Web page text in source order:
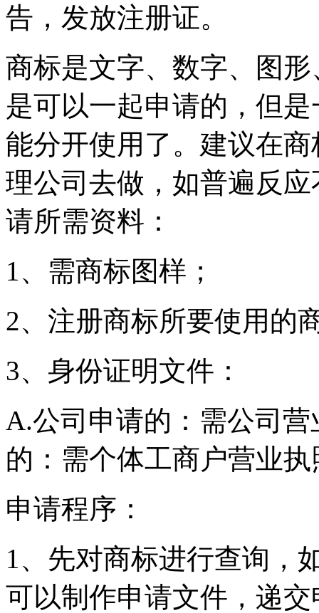
告，发放注册证。
商标是文字、数字、图
是可以一起申请的，但
能分开使用了。建议在
理公司去做，如普遍反
请所需资料：
1、需商标图样；
2、注册商标所要使用的
3、身份证明文件：
A.公司申请的：需公司
的：需个体工商户营业
申请程序：
1、先对商标进行查询，
可以制作申请文件，递